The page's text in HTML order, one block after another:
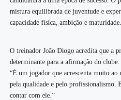
mistura equilibrada de juventude e
capacidade física, ambição e maturidade.
O treinador João Diogo acredita que a
determinante para a afirmação do clube:
“É um jogador que acrescenta muito ao
pela qualidade e pelo profissionalismo.
contar com ele.”